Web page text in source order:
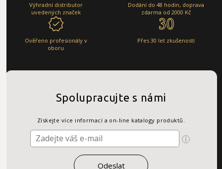
Výhradní distributor
uvedených značek
Dodání do 48 hodin, doprava
zdarma od 2000 Kč
Ověřeno profesionály v
oboru
Přes 30 let zkušeností
Spolupracujte s námi
Získejte více informací a on-line katalogy produktů.